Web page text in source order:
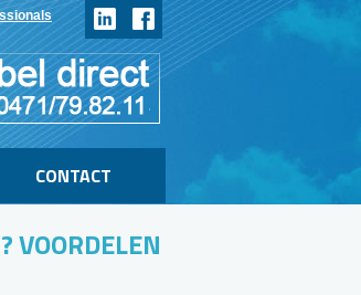
CONTACT
VOORDELEN